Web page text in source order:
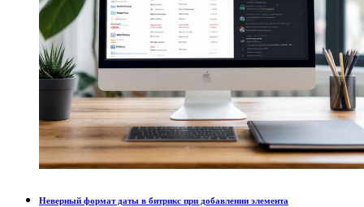
Неверный формат даты в битрикс при добавлении элемента